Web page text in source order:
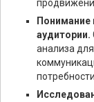
Понимание
аудитории.
анализа